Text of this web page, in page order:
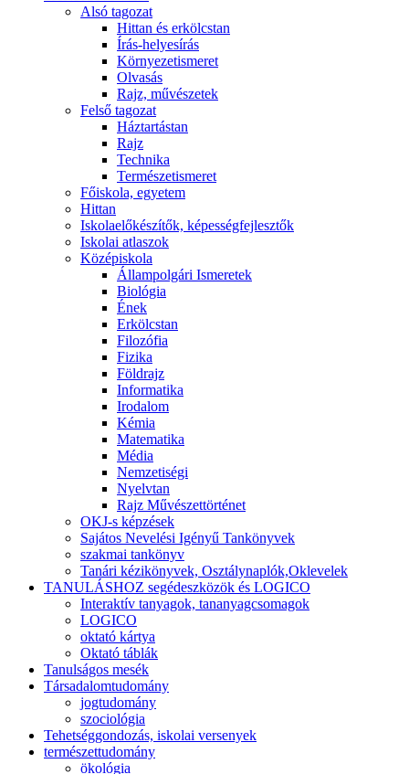
Alsó tagozat
Hittan és erkölcstan
Írás-helyesírás
Környezetismeret
Olvasás
Rajz, művészetek
Felső tagozat
Háztartástan
Rajz
Technika
Természetismeret
Főiskola, egyetem
Hittan
Iskolaelőkészítők, képességfejlesztők
Iskolai atlaszok
Középiskola
Állampolgári Ismeretek
Biológia
Ének
Erkölcstan
Filozófia
Fizika
Földrajz
Informatika
Irodalom
Kémia
Matematika
Média
Nemzetiségi
Nyelvtan
Rajz Művészettörténet
OKJ-s képzések
Sajátos Nevelési Igényű Tankönyvek
szakmai tankönyv
Tanári kézikönyvek, Osztálynaplók,Oklevelek
TANULÁSHOZ segédeszközök és LOGICO
Interaktív tanyagok, tananyagcsomagok
LOGICO
oktató kártya
Oktató táblák
Tanulságos mesék
Társadalomtudomány
jogtudomány
szociológia
Tehetséggondozás, iskolai versenyek
természettudomány
ökológia